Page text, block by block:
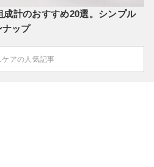
成計のおすすめ20選。シンプル
ナップ
ケアの人気記事